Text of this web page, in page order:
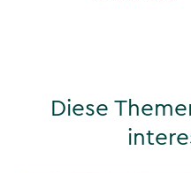
Diese